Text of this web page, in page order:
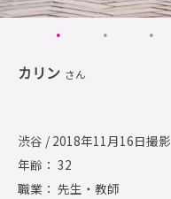
カリン さん
渋谷 / 2018年11月16日撮影
年齢： 32
職業： 先生・教師